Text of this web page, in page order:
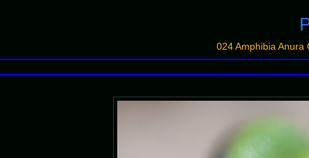
024 Amphibia Anura